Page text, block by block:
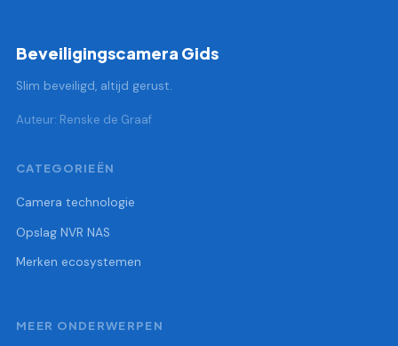
Beveiligingscamera Gids
Slim beveiligd, altijd gerust.
Auteur: Renske de Graaf
CATEGORIEËN
Camera technologie
Opslag NVR NAS
Merken ecosystemen
MEER ONDERWERPEN